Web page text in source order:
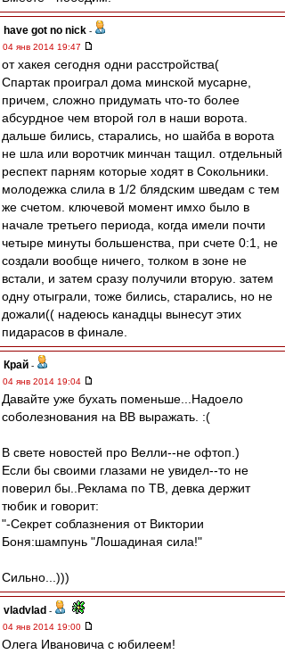
have got no nick -
04 янв 2014 19:47
от хакея сегодня одни расстройства(
Спартак проиграл дома минской мусарне,
причем, сложно придумать что-то более
абсурдное чем второй гол в наши ворота.
дальше бились, старались, но шайба в ворота
не шла или воротчик минчан тащил. отдельный
респект парням которые ходят в Сокольники.
молодежка слила в 1/2 блядским шведам с тем
же счетом. ключевой момент имхо было в
начале третьего периода, когда имели почти
четыре минуты большенства, при счете 0:1, не
создали вообще ничего, толком в зоне не
встали, и затем сразу получили вторую. затем
одну отыграли, тоже бились, старались, но не
дожали(( надеюсь канадцы вынесут этих
пидарасов в финале.
Край -
04 янв 2014 19:04
Давайте уже бухать поменьше...Надоело
соболезнования на ВВ выражать. :(
В свете новостей про Велли--не офтоп.)
Если бы своими глазами не увидел--то не
поверил бы..Реклама по ТВ, девка держит
тюбик и говорит:
"-Секрет соблазнения от Виктории
Боня:шампунь "Лошадиная сила!"
Сильно...)))
vladvlad -
04 янв 2014 19:00
Олега Ивановича с юбилеем!